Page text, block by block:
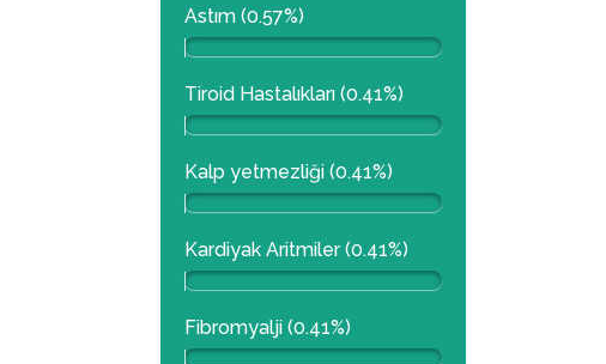
Astım (0.57%)
Tiroid Hastalıkları (0.41%)
Kalp yetmezliği (0.41%)
Kardiyak Aritmiler (0.41%)
Fibromyalji (0.41%)